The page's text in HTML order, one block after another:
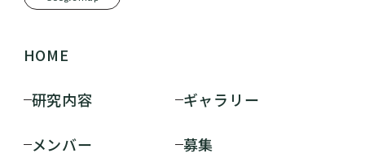
HOME
研究内容
メンバー
ギャラリー
募集